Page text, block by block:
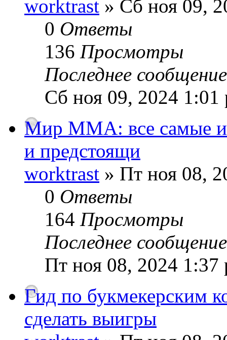
worktrast » Сб ноя 09,
0 Ответы
136 Просмотры
Последнее
Сб ноя 09, 2024 1:01
Мир MMA: все самые
и предстоящи
worktrast » Пт ноя 08,
0 Ответы
164 Просмотры
Последнее
Пт ноя 08, 2024 1:37
Гид по букмекерским
сделать выигры